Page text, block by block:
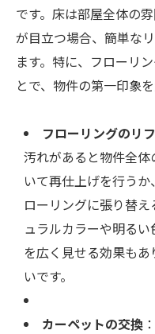
です。床は部屋全体の
が目立つ場合、簡単な
ます。特に、フローリ
とで、物件の第一印象
フローリングのリ
汚れがあると物件全
いて再仕上げを行う
ローリングに張り替
ュラルカラーや明る
を広く見せる効果も
いです。
カーペットの交換